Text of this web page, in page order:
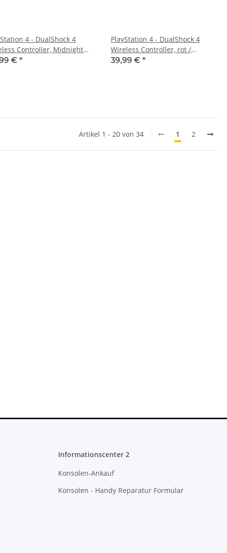
4 - DualShock 4
Controller, Midnight
(2020) - gebraucht
€ *
PlayStation 4 - DualShock 4
Wireless Controller, rot /
schwarz gebraucht
39,99 € *
Artikel 1 - 20 von 34 1 2
Informationscenter 2
Konsolen-Ankauf
Konsolen - Handy Reparatur Formular